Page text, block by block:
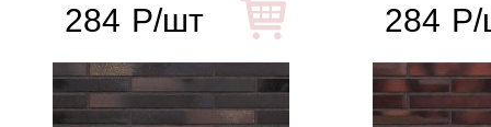
284 Р/шт
284 Р/